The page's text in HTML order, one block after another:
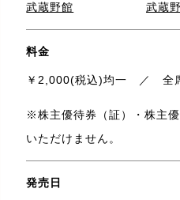
武蔵野館 武蔵
料金
￥2,000(税込)均一 ／ 全
※株主優待券（証）・株主
いただけません。
発売日